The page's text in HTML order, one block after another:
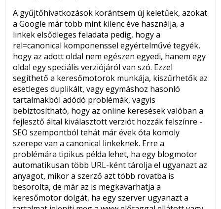
A gyűjtőhivatkozások korántsem új keletűek, azokat
a Google már több mint kilenc éve használja, a
linkek elsődleges feladata pedig, hogy a
rel=canonical komponenssel egyértelművé tegyék,
hogy az adott oldal nem egészen egyedi, hanem egy
oldal egy speciális verziójáról van szó. Ezzel
segíthető a keresőmotorok munkája, kiszűrhetők az
esetleges duplikált, vagy egymáshoz hasonló
tartalmakból adódó problémák, vagyis
bebiztosítható, hogy az online keresések valóban a
fejlesztő által kiválasztott verziót hozzák felszínre -
SEO szempontból tehát már évek óta komoly
szerepe van a canonical linkeknek. Erre a
problémára tipikus példa lehet, ha egy blogmotor
automatikusan több URL-ként tárolja el ugyanazt az
anyagot, mikor a szerző azt több rovatba is
besorolta, de már az is megkavarhatja a
keresőmotor dolgát, ha egy szerver ugyanazt a